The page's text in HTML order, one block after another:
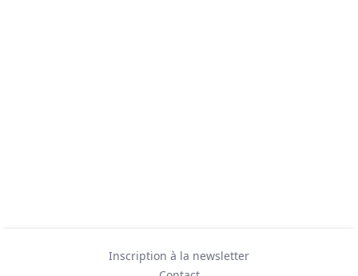
Inscription à la newsletter